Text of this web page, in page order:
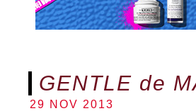
GENTLE de
29 NOV 2013